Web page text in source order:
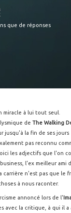
que de réponses
miracle à lui tout seul.
de The Walking
jusqu'à la fin de ses jours
pas reconnu
les adjectifs que l'on
l'ex meilleur ami
carrière n'est pas que le
à nous raconter.
annoncé lors de l'
avec la critique, à qui il a